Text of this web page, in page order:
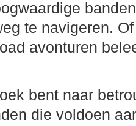
te navigeren.
avonturen
bent naar
die voldoen